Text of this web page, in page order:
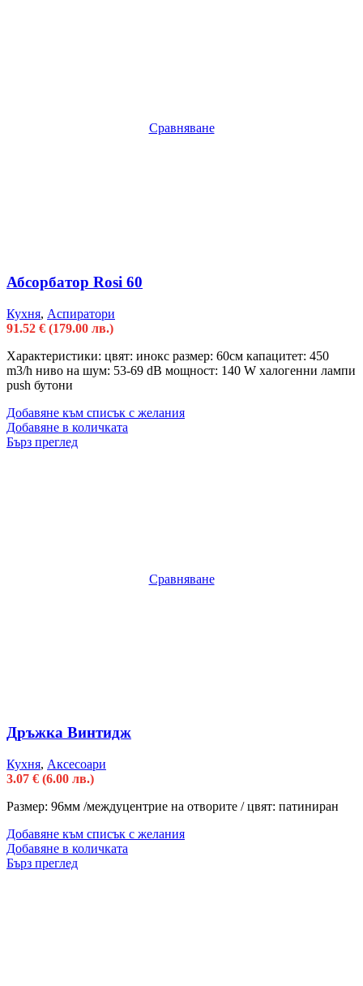
Сравняване
Абсорбатор Rosi 60
Кухня, Аспиратори
91.52 € (179.00 лв.)
Характеристики: цвят: инокс размер: 60см капацитет: 450
m3/h ниво на шум: 53-69 dB мощност: 140 W халогенни лампи
push бутони
Добавяне към списък с желания
Добавяне в количката
Бърз преглед
Сравняване
Дръжка Винтидж
Кухня, Аксесоари
3.07 € (6.00 лв.)
Размер: 96мм /междуцентрие на отворите / цвят: патиниран
Добавяне към списък с желания
Добавяне в количката
Бърз преглед